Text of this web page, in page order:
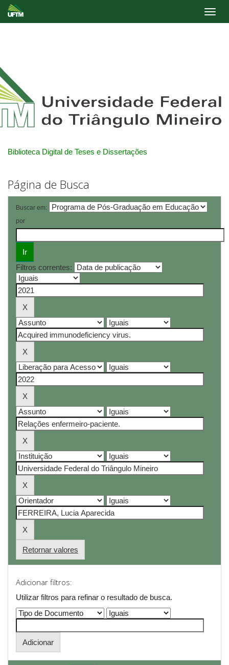
Biblioteca Digital de Teses e Dissertações
Página de Busca
Buscar em:
por
Filtros correntes:
Retornar valores
Adicionar filtros:
Utilizar filtros para refinar o resultado de busca.